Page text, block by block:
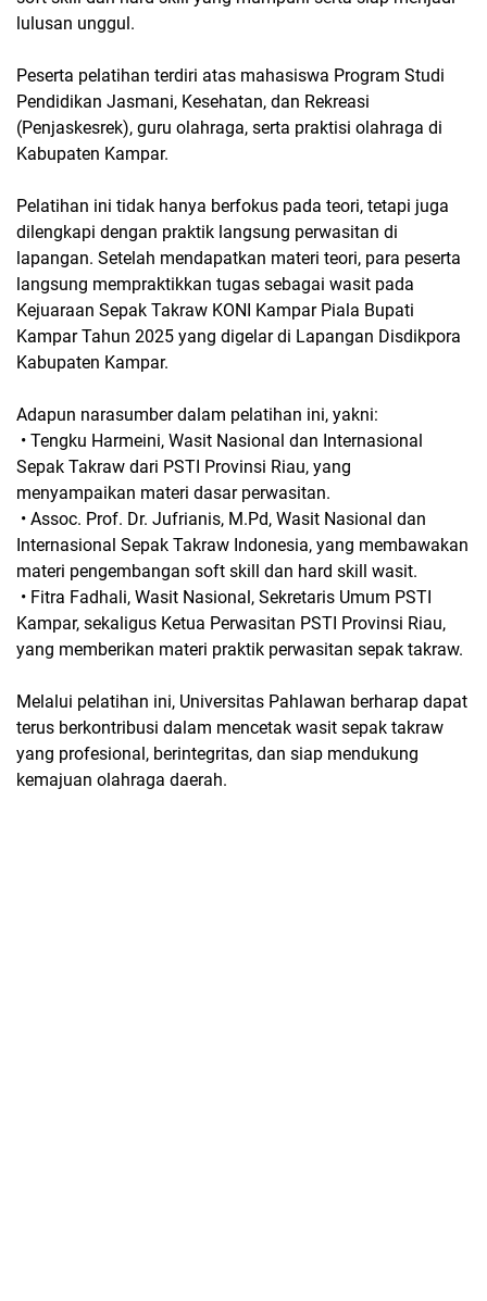
lulusan unggul.
Peserta pelatihan terdiri atas mahasiswa Program Studi
Pendidikan Jasmani, Kesehatan, dan Rekreasi
(Penjaskesrek), guru olahraga, serta praktisi olahraga di
Kabupaten Kampar.
Pelatihan ini tidak hanya berfokus pada teori, tetapi juga
dilengkapi dengan praktik langsung perwasitan di
lapangan. Setelah mendapatkan materi teori, para peserta
langsung mempraktikkan tugas sebagai wasit pada
Kejuaraan Sepak Takraw KONI Kampar Piala Bupati
Kampar Tahun 2025 yang digelar di Lapangan Disdikpora
Kabupaten Kampar.
Adapun narasumber dalam pelatihan ini, yakni:
• Tengku Harmeini, Wasit Nasional dan Internasional
Sepak Takraw dari PSTI Provinsi Riau, yang
menyampaikan materi dasar perwasitan.
• Assoc. Prof. Dr. Jufrianis, M.Pd, Wasit Nasional dan
Internasional Sepak Takraw Indonesia, yang membawakan
materi pengembangan soft skill dan hard skill wasit.
• Fitra Fadhali, Wasit Nasional, Sekretaris Umum PSTI
Kampar, sekaligus Ketua Perwasitan PSTI Provinsi Riau,
yang memberikan materi praktik perwasitan sepak takraw.
Melalui pelatihan ini, Universitas Pahlawan berharap dapat
terus berkontribusi dalam mencetak wasit sepak takraw
yang profesional, berintegritas, dan siap mendukung
kemajuan olahraga daerah.